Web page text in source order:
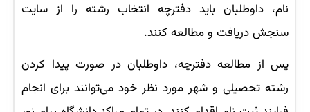
نام، داوطلبان باید دفترچه انتخاب رشته را از سایت
سنجش دریافت و مطالعه کنند.
پس از مطالعه دفترچه، داوطلبان در صورت پیدا کردن
رشته تحصیلی و شهر مورد نظر خود می‌توانند برای انجام